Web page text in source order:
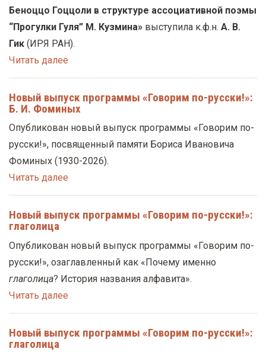
Беноццо Гоццоли в структуре ассоциативной поэмы
“Прогулки Гуля” М. Кузмина» выступила к.ф.н. А. В.
Гик (ИРЯ РАН).
Читать далее
Новый выпуск программы «Говорим по-русски!»:
Б. И. Фоминых
Опубликован новый выпуск программы «Говорим по-
русски!», посвященный памяти Бориса Ивановича
Фоминых (1930-2026).
Читать далее
Новый выпуск программы «Говорим по-русски!»:
глаголица
Опубликован новый выпуск программы «Говорим по-
русски!», озаглавленный как «Почему именно
глаголица? История названия алфавита».
Читать далее
Новый выпуск программы «Говорим по-русски!»:
глаголица